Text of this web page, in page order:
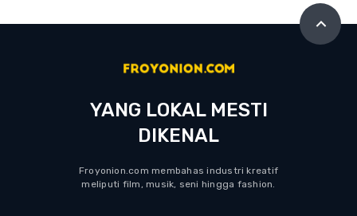
YANG LOKAL MESTI
DIKENAL
Froyonion.com membahas industri kreatif
meliputi film, musik, seni hingga fashion.